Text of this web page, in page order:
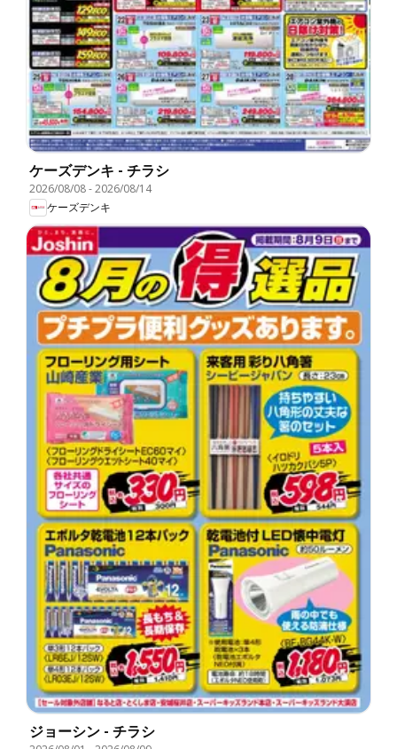
ケーズデンキ - チラシ
2026/08/08-2026/08/14
ケーズデンキ
ジョーシン - チラシ